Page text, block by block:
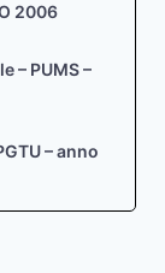
2006
– PUMS –
– anno